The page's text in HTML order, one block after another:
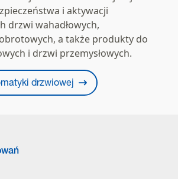
i aktywacji
drzwi wahadłowych,
a także produkty do
i drzwi przemysłowych.
drzwiowej